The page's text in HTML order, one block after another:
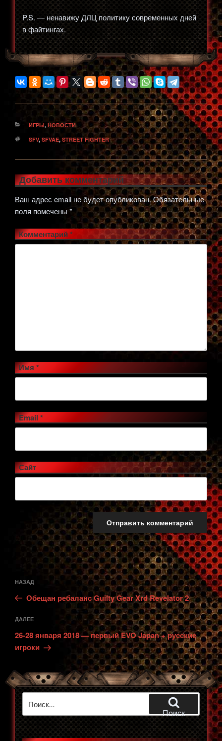
P.S. — ненавижу ДЛЦ политику современных дней
в файтингах.
РУБРИКИ
ИГРЫ, НОВОСТИ
МЕТКИ
SFV, SFVAE, STREET FIGHTER
Добавить комментарий
Ваш адрес email не будет опубликован.Обязательные
поля помечены *
Комментарий*
Имя *
Email *
Сайт
Навигация
по
записям
Предыдущая
запись:
НАЗАД
Обещан ребаланс Guilty Gear Xrd Revelator 2
Следующая
запись
ДАЛЕЕ
26-28 января 2018 — первый EVO Japan + русские
игроки
Поиск